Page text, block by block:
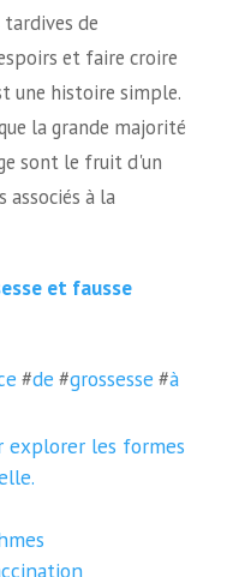
de
et faire croire
une histoire simple.
la grande majorité
sont le fruit d'un
associés à la
et fausse
#de #grossesse #à
explorer les formes